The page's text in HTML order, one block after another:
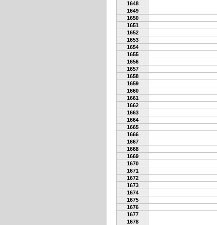
1648
1649
1650
1651
1652
1653
1654
1655
1656
1657
1658
1659
1660
1661
1662
1663
1664
1665
1666
1667
1668
1669
1670
1671
1672
1673
1674
1675
1676
1677
1678